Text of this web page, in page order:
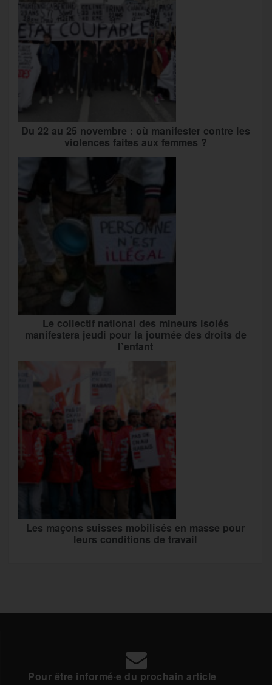
Du 22 au 25 novembre : où manifester contre les
violences faites aux femmes ?
Le collectif national des mineurs isolés
manifestera jeudi pour la journée des droits de
l’enfant
Les maçons suisses mobilisés en masse pour
leurs conditions de travail
Pour être informé·e du prochain article